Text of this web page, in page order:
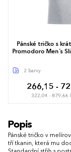
Pánské tričko s
Promodoro Men´s
2 barvy
266,15 -
322,04 - 879,66
S
Popis
Pánské tričko v
tří tkanin, která mu